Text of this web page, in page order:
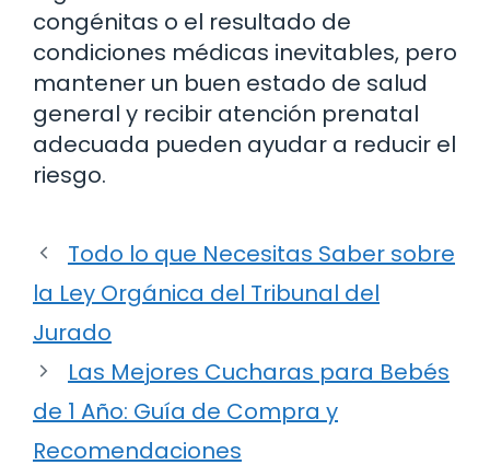
congénitas o el resultado de
condiciones médicas inevitables, pero
mantener un buen estado de salud
general y recibir atención prenatal
adecuada pueden ayudar a reducir el
riesgo.
Todo lo que Necesitas Saber sobre
la Ley Orgánica del Tribunal del
Jurado
Las Mejores Cucharas para Bebés
de 1 Año: Guía de Compra y
Recomendaciones